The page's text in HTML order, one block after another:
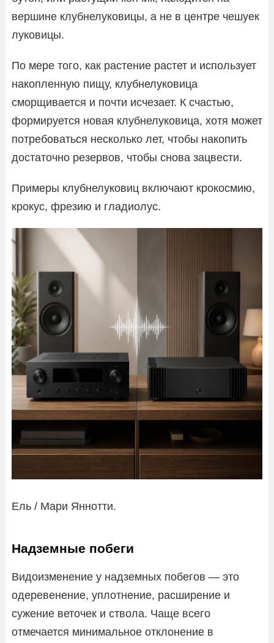
вершине клубнелуковицы, а не в центре чешуек
луковицы.
По мере того, как растение растет и использует
накопленную пищу, клубнелуковица
сморщивается и почти исчезает. К счастью,
формируется новая клубнелуковица, хотя может
потребоваться несколько лет, чтобы накопить
достаточно резервов, чтобы снова зацвести.
Примеры клубнелуковиц включают крокосмию,
крокус, фрезию и гладиолус.
Ель / Мари Яннотти.
Надземные побеги
Видоизменение у надземных побегов — это
одеревенение, уплотнение, расширение и
сужение веточек и ствола. Чаще всего
отмечается минимальное отклонение в